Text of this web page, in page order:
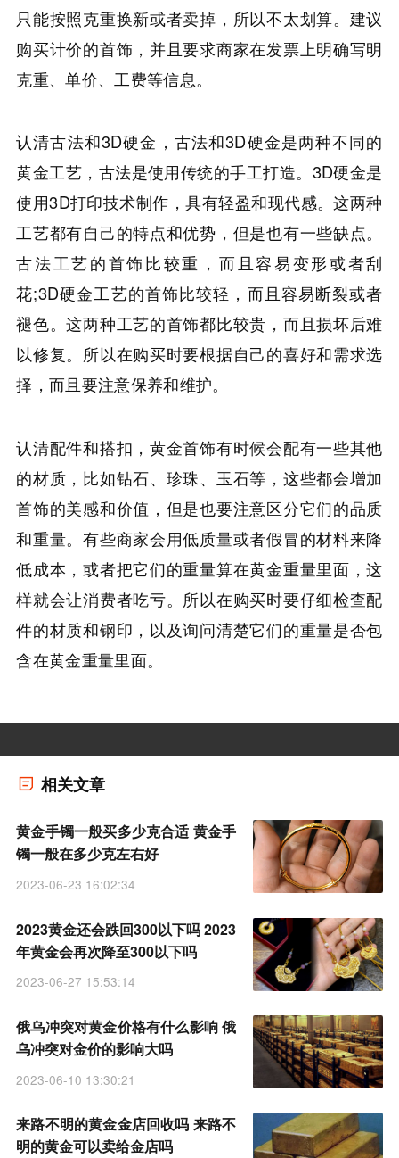
只能按照克重换新或者卖掉，所以不太划算。建议
购买计价的首饰，并且要求商家在发票上明确写明
克重、单价、工费等信息。
认清古法和3D硬金，古法和3D硬金是两种不同的
黄金工艺，古法是使用传统的手工打造。3D硬金是
使用3D打印技术制作，具有轻盈和现代感。这两种
工艺都有自己的特点和优势，但是也有一些缺点。
古法工艺的首饰比较重，而且容易变形或者刮
花;3D硬金工艺的首饰比较轻，而且容易断裂或者
褪色。这两种工艺的首饰都比较贵，而且损坏后难
以修复。所以在购买时要根据自己的喜好和需求选
择，而且要注意保养和维护。
认清配件和搭扣，黄金首饰有时候会配有一些其他
的材质，比如钻石、珍珠、玉石等，这些都会增加
首饰的美感和价值，但是也要注意区分它们的品质
和重量。有些商家会用低质量或者假冒的材料来降
低成本，或者把它们的重量算在黄金重量里面，这
样就会让消费者吃亏。所以在购买时要仔细检查配
件的材质和钢印，以及询问清楚它们的重量是否包
含在黄金重量里面。
相关文章
黄金手镯一般买多少克合适 黄金手
镯一般在多少克左右好
2023-06-23 16:02:34
2023黄金还会跌回300以下吗 2023
年黄金会再次降至300以下吗
2023-06-27 15:53:14
俄乌冲突对黄金价格有什么影响 俄
乌冲突对金价的影响大吗
2023-06-10 13:30:21
来路不明的黄金金店回收吗 来路不
明的黄金可以卖给金店吗